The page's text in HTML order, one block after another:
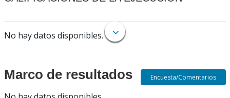
No hay datos disponibles.
Marco de resultados Encuesta/Comentarios